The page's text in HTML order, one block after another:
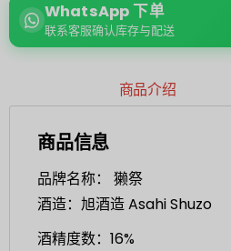
WhatsApp 下单
联系客服确认库存与配送
商品介绍
商品信息
品牌名称： 獭祭
酒造：旭酒造 Asahi Shuzo
酒精度数：16%